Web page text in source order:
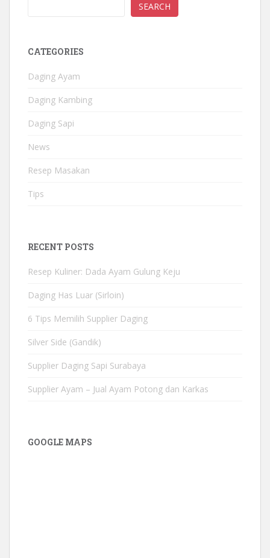
SEARCH
CATEGORIES
Daging Ayam
Daging Kambing
Daging Sapi
News
Resep Masakan
Tips
RECENT POSTS
Resep Kuliner: Dada Ayam Gulung Keju
Daging Has Luar (Sirloin)
6 Tips Memilih Supplier Daging
Silver Side (Gandik)
Supplier Daging Sapi Surabaya
Supplier Ayam – Jual Ayam Potong dan Karkas
GOOGLE MAPS